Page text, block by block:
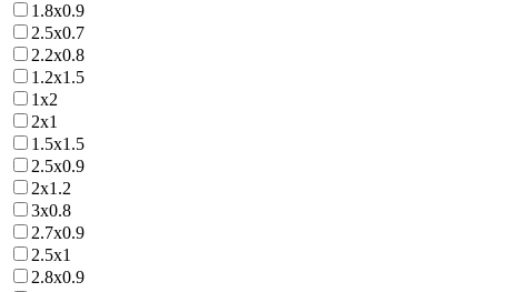
1.8х0.9
2.5х0.7
2.2х0.8
1.2х1.5
1х2
2х1
1.5х1.5
2.5х0.9
2х1.2
3х0.8
2.7х0.9
2.5х1
2.8х0.9